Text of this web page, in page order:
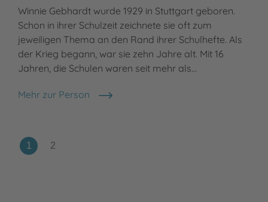
Winnie Gebhardt wurde 1929 in Stuttgart geboren.
Schon in ihrer Schulzeit zeichnete sie oft zum
jeweiligen Thema an den Rand ihrer Schulhefte. Als
der Krieg begann, war sie zehn Jahre alt. Mit 16
Jahren, die Schulen waren seit mehr als…
Mehr zur Person
Winnie Gebhardt